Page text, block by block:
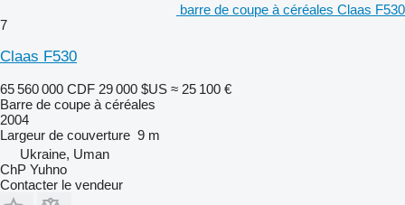
barre de coupe à céréales Claas F530
7
Claas F530
65 560 000 CDF 29 000 $US ≈ 25 100 €
Barre de coupe à céréales
2004
Largeur de couverture 9 m
Ukraine, Uman
ChP Yuhno
Contacter le vendeur